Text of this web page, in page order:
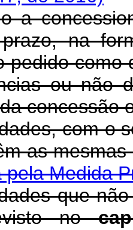
a
na
pedido como
ou não
concessão
com o
as
Medida
que não
no